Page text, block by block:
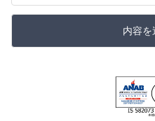
内容を